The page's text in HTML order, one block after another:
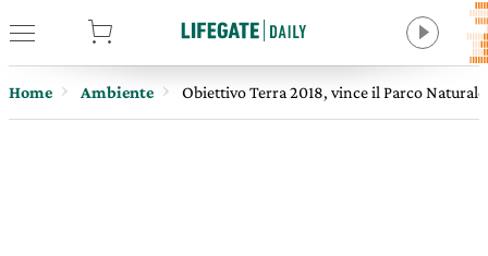
Home Ambiente Obiettivo Terra 2018, vince il Parco